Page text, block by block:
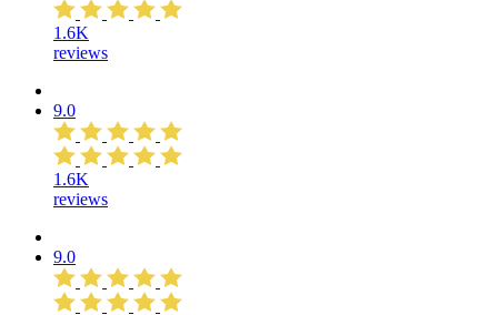
1.6K
reviews
9.0
1.6K
reviews
9.0